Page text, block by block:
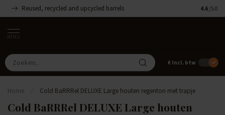
Reused, recycled and upcycled barrels 4.6 /5.0
MENU
€ Incl. btw
Home Cold BaRRRel DELUXE Large houten regenton met trapje
Cold BaRRRel DELUXE Large houten